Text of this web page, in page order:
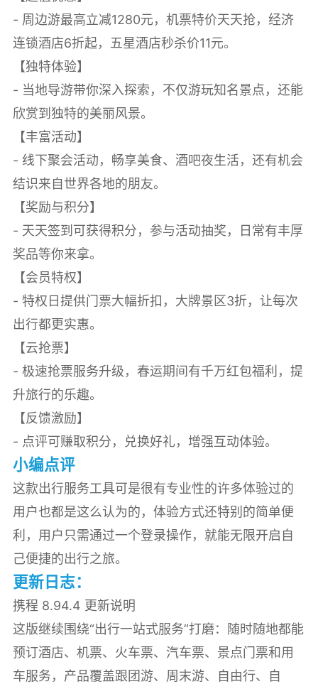
- 周边游最高立减1280元，机票特价天天抢，经济
连锁酒店6折起，五星酒店秒杀价11元。
【独特体验】
- 当地导游带你深入探索，不仅游玩知名景点，还能
欣赏到独特的美丽风景。
【丰富活动】
- 线下聚会活动，畅享美食、酒吧夜生活，还有机会
结识来自世界各地的朋友。
【奖励与积分】
- 天天签到可获得积分，参与活动抽奖，日常有丰厚
奖品等你来拿。
【会员特权】
- 特权日提供门票大幅折扣，大牌景区3折，让每次
出行都更实惠。
【云抢票】
- 极速抢票服务升级，春运期间有千万红包福利，提
升旅行的乐趣。
【反馈激励】
- 点评可赚取积分，兑换好礼，增强互动体验。
小编点评
这款出行服务工具可是很有专业性的许多体验过的
用户也都是这么认为的，体验方式还特别的简单便
利，用户只需通过一个登录操作，就能无限开启自
己便捷的出行之旅。
更新日志：
携程 8.94.4 更新说明
这版继续围绕“出行一站式服务”打磨：随时随地都能
预订酒店、机票、火车票、汽车票、景点门票和用
车服务，产品覆盖跟团游、周末游、自由行、自